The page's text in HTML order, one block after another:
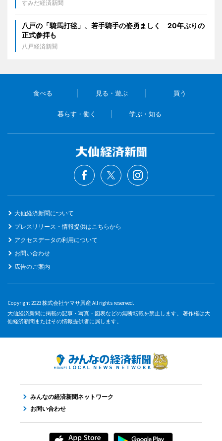
すみだ経済新聞
八戸の「騎馬打毬」、若手騎手の姿勇ましく 20年ぶりの
正式参拝も
八戸経済新聞
食べる 見る・遊ぶ 買う
暮らす・働く 学ぶ・知る
大仙経済新聞について
プレスリリース・情報提供はこちらから
アクセスデータの利用について
お問い合わせ
広告のご案内
Copyright 2023 株式会社ヤマサ興産 All rights reserved.
大仙経済新聞に掲載の記事・写真・図表などの無断転載を禁止します。 著作権は大
仙経済新聞またはその情報提供者に属します。
みんなの経済新聞ネットワーク
お問い合わせ